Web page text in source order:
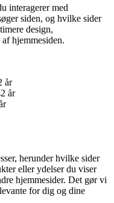
interagerer med
siden, og hvilke sider
design,
hjemmesiden.
år
2 år
herunder hvilke sider
eller ydelser du viser
hjemmesider. Det gør vi
for dig og dine